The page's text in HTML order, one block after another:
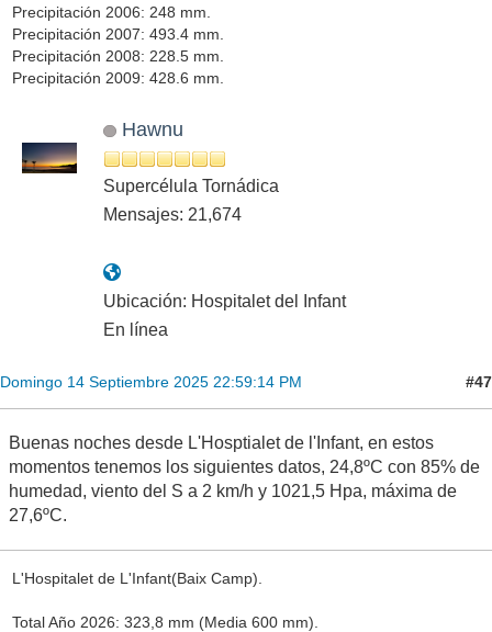
Precipitación 2006: 248 mm.
Precipitación 2007: 493.4 mm.
Precipitación 2008: 228.5 mm.
Precipitación 2009: 428.6 mm.
Hawnu
Supercélula Tornádica
Mensajes: 21,674
Ubicación: Hospitalet del Infant
En línea
Domingo 14 Septiembre 2025 22:59:14 PM #47
Buenas noches desde L'Hosptialet de l'Infant, en estos
momentos tenemos los siguientes datos, 24,8ºC con 85% de
humedad, viento del S a 2 km/h y 1021,5 Hpa, máxima de
27,6ºC.
L'Hospitalet de L'Infant(Baix Camp).
Total Año 2026: 323,8 mm (Media 600 mm).